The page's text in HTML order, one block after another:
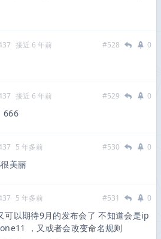
接近 6 年前 #528 0
接近 6 年前 #529 0
666
5 年多前 #530 0
美丽
5 年多前 #531 0
可以期待9月的发布会了 不知道会是ip
，又或者会改变命名规则